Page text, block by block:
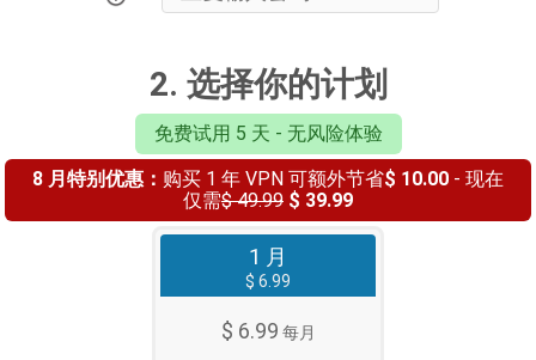
2. 选择你的计划
免费试用 5 天 - 无风险体验
8 月特别优惠： 购买 1 年 VPN 可额外节省$ 10.00 - 现在
仅需$ 49.99 $ 39.99
1 月
$ 6.99
$ 6.99 每月